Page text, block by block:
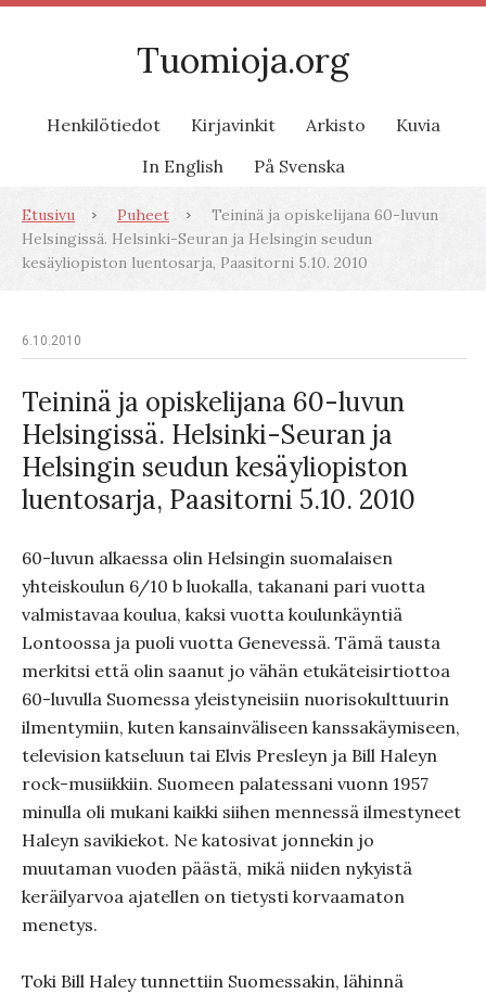
Tuomioja.org
Henkilötiedot Kirjavinkit Arkisto
Kuvia
In English
På Svenska
Etusivu Puheet
Teininä ja opiskelijana 60-luvun
Helsingissä. Helsinki-Seuran ja Helsingin seudun
kesäyliopiston luentosarja, Paasitorni 5.10. 2010
6.10.2010
Teininä ja opiskelijana 60-luvun
Helsingissä. Helsinki-Seuran ja
Helsingin seudun kesäyliopiston
luentosarja, Paasitorni 5.10. 2010
60-luvun alkaessa olin Helsingin suomalaisen
yhteiskoulun 6/10 b luokalla, takanani pari vuotta
valmistavaa koulua, kaksi vuotta koulunkäyntiä
Lontoossa ja puoli vuotta Genevessä. Tämä tausta
merkitsi että olin saanut jo vähän etukäteisirtiottoa
60-luvulla Suomessa yleistyneisiin nuorisokulttuurin
ilmentymiin, kuten kansainväliseen kanssakäymiseen,
television katseluun tai Elvis Presleyn ja Bill Haleyn
rock-musiikkiin. Suomeen palatessani vuonn 1957
minulla oli mukani kaikki siihen mennessä ilmestyneet
Haleyn savikiekot. Ne katosivat jonnekin jo
muutaman vuoden päästä, mikä niiden nykyistä
keräilyarvoa ajatellen on tietysti korvaamaton
menetys.
Toki Bill Haley tunnettiin Suomessakin, lähinnä